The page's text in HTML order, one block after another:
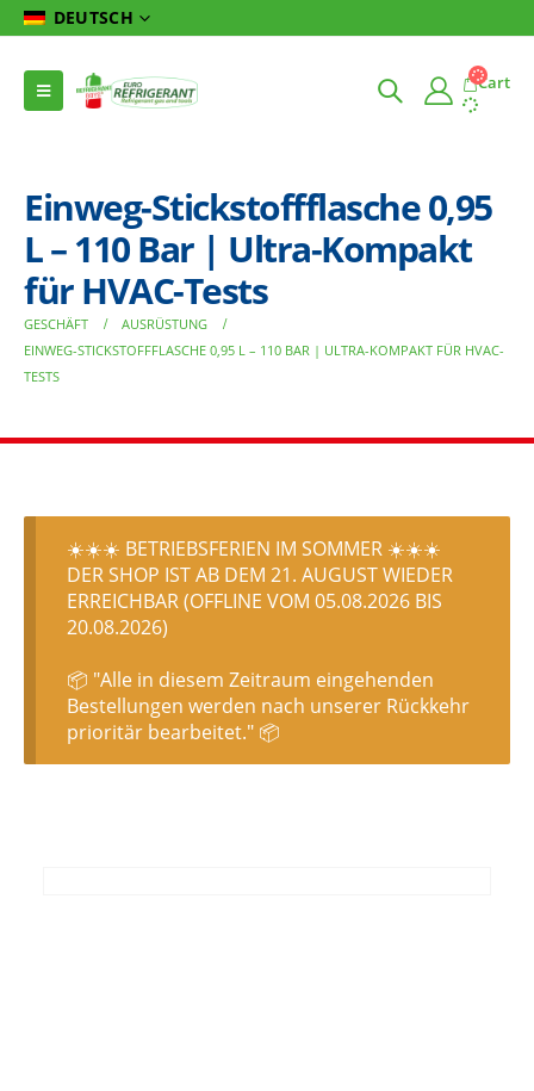
DEUTSCH
Cart
Einweg-Stickstoffflasche 0,95
L – 110 Bar | Ultra-Kompakt
für HVAC-Tests
GESCHÄFT
AUSRÜSTUNG
EINWEG-STICKSTOFFFLASCHE 0,95 L – 110 BAR | ULTRA-KOMPAKT FÜR HVAC-
TESTS
☀️☀️☀️ BETRIEBSFERIEN IM SOMMER ☀️☀️☀️
DER SHOP IST AB DEM 21. AUGUST WIEDER
ERREICHBAR (OFFLINE VOM 05.08.2026 BIS
20.08.2026)
📦 "Alle in diesem Zeitraum eingehenden
Bestellungen werden nach unserer Rückkehr
prioritär bearbeitet." 📦